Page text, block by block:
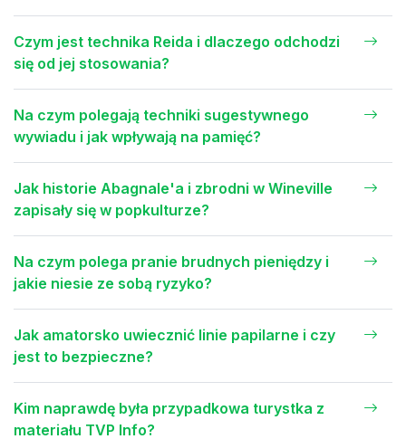
Czym jest technika Reida i dlaczego odchodzi
się od jej stosowania?
Na czym polegają techniki sugestywnego
wywiadu i jak wpływają na pamięć?
Jak historie Abagnale'a i zbrodni w Wineville
zapisały się w popkulturze?
Na czym polega pranie brudnych pieniędzy i
jakie niesie ze sobą ryzyko?
Jak amatorsko uwiecznić linie papilarne i czy
jest to bezpieczne?
Kim naprawdę była przypadkowa turystka z
materiału TVP Info?